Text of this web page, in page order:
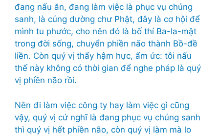
đang nấu ăn, đang làm việc là phục vụ chúng
sanh, là cúng dường chư Phật, đây là cơ hội để
mình tu phước, cho nên đó là bố thí Ba-la-mật
trong đời sống, chuyển phiền não thành Bồ-đề
liền. Còn quý vị thấy hậm hực, ấm ức: tôi nấu
thế này không có thời gian để nghe pháp là quý
vị phiền não rồi.
Nên đi làm việc công ty hay làm việc gì cũng
vậy, quý vị cứ nghĩ là đang phục vụ chúng sanh
thì quý vị hết phiền não, còn quý vị làm mà lo